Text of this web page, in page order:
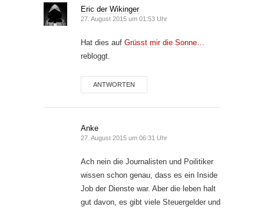
Eric der Wikinger
27. August 2015 um 01:53 Uhr
Hat dies auf Grüsst mir die Sonne…
rebloggt.
ANTWORTEN
Anke
27. August 2015 um 06:31 Uhr
Ach nein die Journalisten und Poilitiker
wissen schon genau, dass es ein Inside
Job der Dienste war. Aber die leben halt
gut davon, es gibt viele Steuergelder und